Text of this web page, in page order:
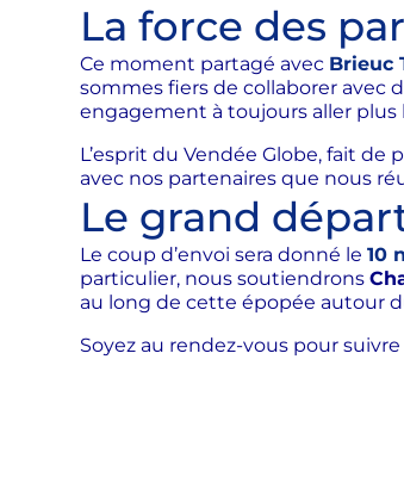
La force des
Ce moment partagé avec Brieuc
sommes fiers de collaborer avec
engagement à toujours aller plus
L’esprit du Vendée Globe, fait
avec nos partenaires que nous
Le grand
Le coup d’envoi sera donné le 10
particulier, nous soutiendrons
au long de cette épopée autour
Soyez au rendez-vous pour